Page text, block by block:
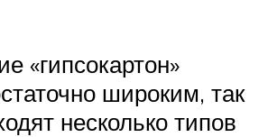
«гипсокартон»
широким, так
несколько типов